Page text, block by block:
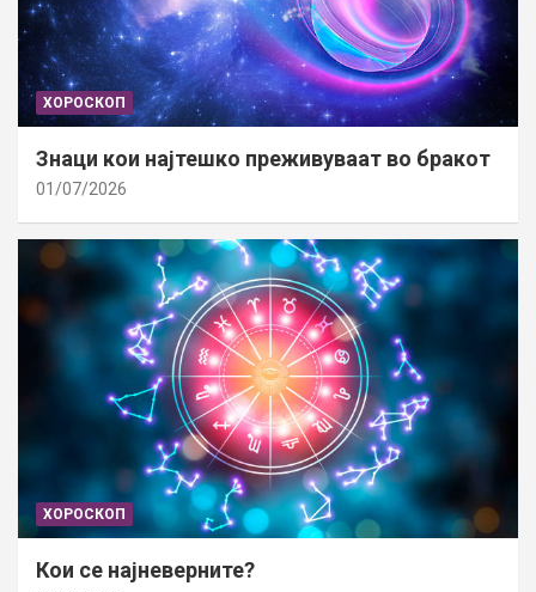
ХОРОСКОП
Знаци кои најтешко преживуваат во бракот
01/07/2026
ХОРОСКОП
Кои се најневерните?